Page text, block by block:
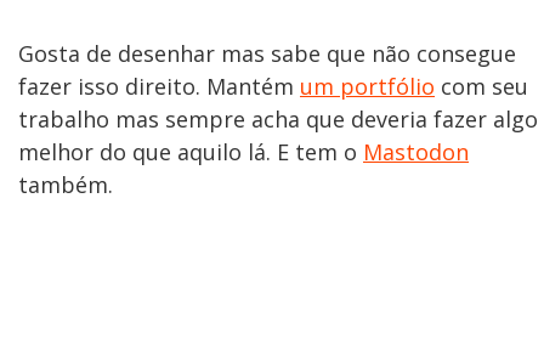
Gosta de desenhar mas sabe que não consegue
fazer isso direito. Mantém um portfólio com seu
trabalho mas sempre acha que deveria fazer algo
melhor do que aquilo lá. E tem o Mastodon
também.